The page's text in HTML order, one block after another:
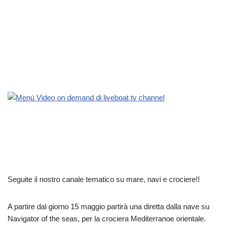
Seguite il nostro canale tematico su mare, navi e crociere!!
A partire dal giorno 15 maggio partirà una diretta dalla nave su
Navigator of the seas, per la crociera Mediterranoe orientale.